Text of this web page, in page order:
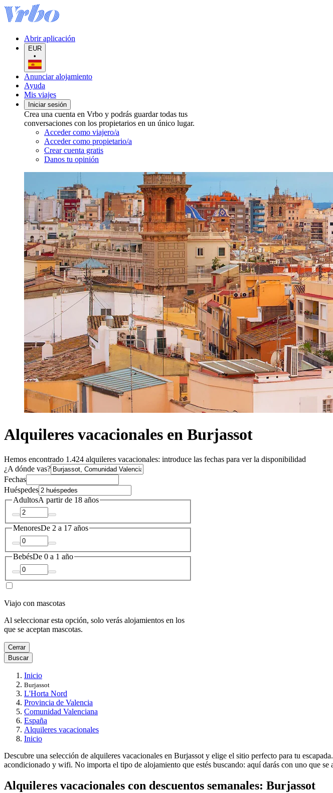
Abrir aplicación
EUR
•
Anunciar alojamiento
Ayuda
Mis viajes
Iniciar sesión
Crea una cuenta en Vrbo y podrás guardar todas tus
conversaciones con los propietarios en un único lugar.
Acceder como viajero/a
Acceder como propietario/a
Crear cuenta gratis
Danos tu opinión
Alquileres vacacionales en Burjassot
Hemos encontrado 1.424 alquileres vacacionales: introduce las fechas para ver la disponibilidad
¿A dónde vas?
Fechas
Huéspedes
AdultosA partir de 18 años
MenoresDe 2 a 17 años
BebésDe 0 a 1 año
Viajo con mascotas
Al seleccionar esta opción, solo verás alojamientos en los
que se aceptan mascotas.
Cerrar
Buscar
Inicio
Burjassot
L'Horta Nord
Provincia de Valencia
Comunidad Valenciana
España
Alquileres vacacionales
Inicio
Descubre una selección de alquileres vacacionales en Burjassot y elige el sitio perfecto para tu
acondicionado y wifi. No importa el tipo de alojamiento que estés buscando: aquí darás con uno que
Alquileres vacacionales con descuentos semanales: Burjassot